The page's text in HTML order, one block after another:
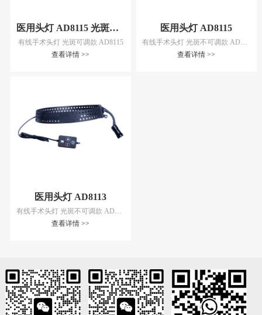
医用头灯 AD8115 光斑可调
有线手术头灯 光斑可调款 AD8115
查看详情 >>
医用头灯 AD8115
有线手术头灯 光斑不可调款 AD8115
查看详情 >>
医用头灯 AD8113
有线手术头灯 光斑不可调款 AD8113
查看详情 >>